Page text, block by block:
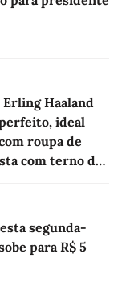
Haaland
ideal
roupa de
com terno de
segunda-
para R$ 5